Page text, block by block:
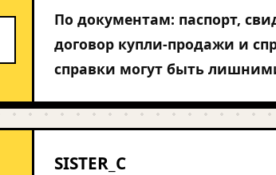
По документам: паспорт,
договор купли-продажи и
справки могут быть
SISTER_C